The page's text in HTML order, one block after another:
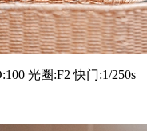
光圈:F2 快门:1/250s